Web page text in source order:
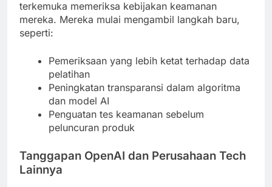
terkemuka memeriksa kebijakan keamanan
mereka. Mereka mulai mengambil langkah baru,
seperti:
Pemeriksaan yang lebih ketat terhadap data
pelatihan
Peningkatan transparansi dalam algoritma
dan model AI
Penguatan tes keamanan sebelum
peluncuran produk
Tanggapan OpenAI dan Perusahaan Tech
Lainnya